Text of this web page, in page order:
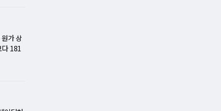
한편
양도
도다.
처분
줄어
대되
강조
4∼8%
기업
과
만
려 있
성이
보다
보고
량 역
"최근
함께
서 보
일부
회복
매는
가폭
종
업들
여전히
검하
모토현
전 기
있다.
를 발
악
이 일본
가 상
181
다.
고 국